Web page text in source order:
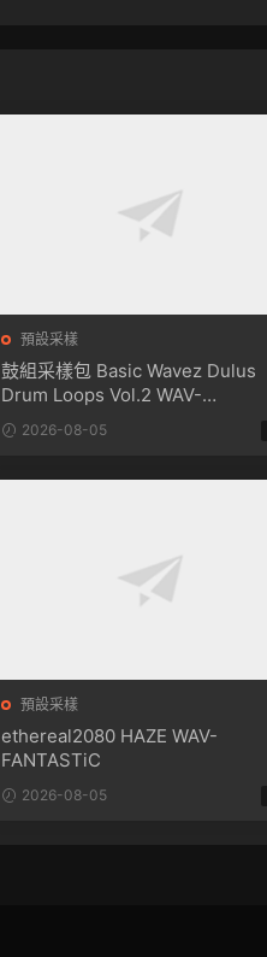
預設采樣
鼓組采樣包 Basic Wavez Dulus
Drum Loops Vol.2 WAV-
FANTASTiC
2026-08-05
預設采樣
ethereal2080 HAZE WAV-
FANTASTiC
2026-08-05